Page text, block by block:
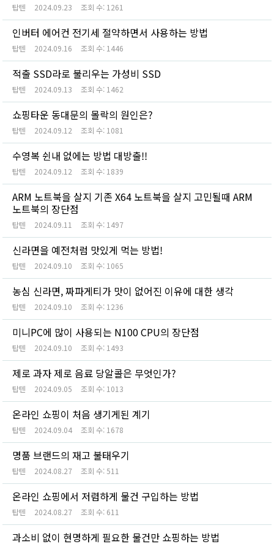
탑텐 2024.09.23 조회 수: 1261
인버터 에어컨 전기세 절약하면서 사용하는 방법
탑텐 2024.09.16 조회 수: 1446
적출 SSD라로 불리우는 가성비 SSD
탑텐 2024.09.13 조회 수: 1462
쇼핑타운 동대문의 몰락의 원인은?
탑텐 2024.09.12 조회 수: 1081
수영복 쉰내 없에는 방법 대방출!!
탑텐 2024.09.12 조회 수: 1839
ARM 노트북을 살지 기존 X64 노트북을 살지 고민될때 ARM
노트북의 장단점
탑텐 2024.09.11 조회 수: 1497
신라면을 예전처럼 맛있게 먹는 방법!
탑텐 2024.09.10 조회 수: 1065
농심 신라면, 짜파게티가 맛이 없어진 이유에 대한 생각
탑텐 2024.09.10 조회 수: 1236
미니PC에 많이 사용되는 N100 CPU의 장단점
탑텐 2024.09.10 조회 수: 1493
제로 과자 제로 음료 당알콜은 무엇인가?
탑텐 2024.09.05 조회 수: 1013
온라인 쇼핑이 처음 생기게된 계기
탑텐 2024.09.04 조회 수: 1678
명품 브랜드의 재고 불태우기
탑텐 2024.08.27 조회 수:511
온라인 쇼핑에서 저렴하게 물건 구입하는 방법
탑텐 2024.08.27 조회 수: 611
과소비 없이 현명하게 필요한 물건만 쇼핑하는 방법